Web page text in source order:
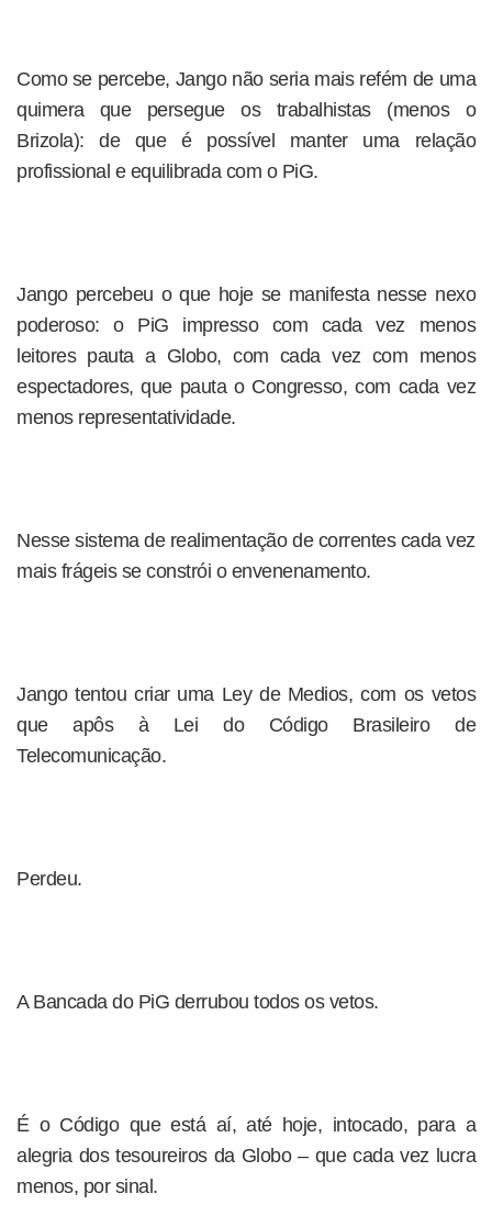
Como se percebe, Jango não seria mais refém de uma
quimera que persegue os trabalhistas (menos o
Brizola): de que é possível manter uma relação
profissional e equilibrada com o PiG.
Jango percebeu o que hoje se manifesta nesse nexo
poderoso: o PiG impresso com cada vez menos
leitores pauta a Globo, com cada vez com menos
espectadores, que pauta o Congresso, com cada vez
menos representatividade.
Nesse sistema de realimentação de correntes cada vez
mais frágeis se constrói o envenenamento.
Jango tentou criar uma Ley de Medios, com os vetos
que apôs à Lei do Código Brasileiro de
Telecomunicação.
Perdeu.
A Bancada do PiG derrubou todos os vetos.
É o Código que está aí, até hoje, intocado, para a
alegria dos tesoureiros da Globo – que cada vez lucra
menos, por sinal.